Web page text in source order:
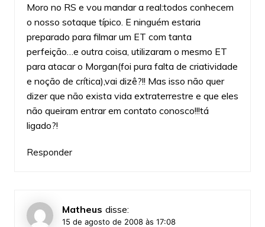
Moro no RS e vou mandar a real:todos conhecem
o nosso sotaque típico. E ninguém estaria
preparado para filmar um ET com tanta
perfeição…e outra coisa, utilizaram o mesmo ET
para atacar o Morgan(foi pura falta de criatividade
e noção de crítica),vai dizê?!! Mas isso não quer
dizer que não exista vida extraterrestre e que eles
não queiram entrar em contato conosco!!!tá
ligado?!
Responder
Matheus disse:
15 de agosto de 2008 às 17:08